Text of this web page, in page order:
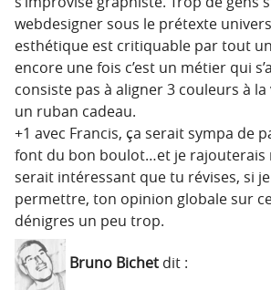
webdesigner sous le prétexte
esthétique est critiquable par tout
encore une fois c’est un métier qui
consiste pas à aligner 3 couleurs à
un ruban cadeau.
+1 avec Francis, ça serait sympa de
font du bon boulot…et je rajouterais
serait intéressant que tu révises, si
permettre, ton opinion globale sur
dénigres un peu trop.
Bruno Bichet dit :